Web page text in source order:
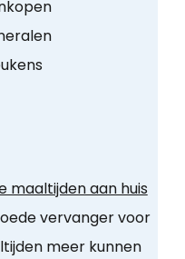
maaltijden aan huis
vervanger voor
meer kunnen